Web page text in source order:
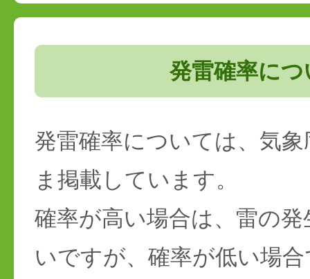
発雷確率につ
発雷確率については、気
ま掲載しています。
確率が高い場合は、雷の
いですが、確率が低い場